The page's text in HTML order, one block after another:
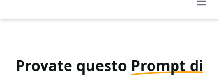
Provate questo Prompt di